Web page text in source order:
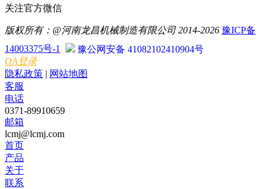
关注官方微信
版权所有：@河南龙昌机械制造有限公司 2014-2026 豫ICP备
14003375号-1
豫公网安备 41082102410904号
OA登录
隐私政策 | 网站地图
客服
电话
0371-89910659
邮箱
lcmj@lcmj.com
首页
产品
关于
联系